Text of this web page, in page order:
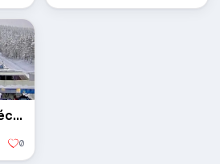
Skigebiet Lévi. Télécabine Ala-Asem. Gare inférieure
0